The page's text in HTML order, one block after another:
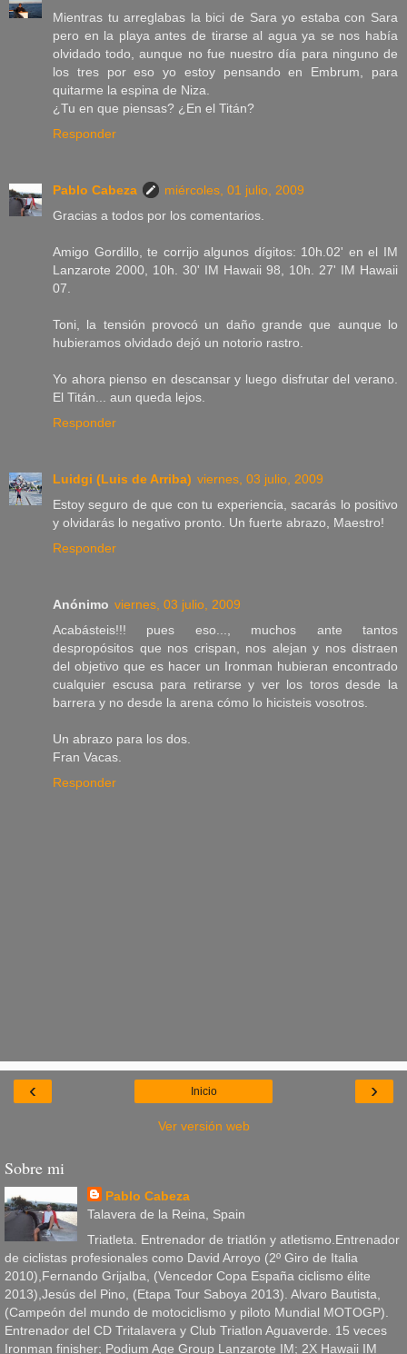
Mientras tu arreglabas la bici de Sara yo estaba con Sara
pero en la playa antes de tirarse al agua ya se nos había
olvidado todo, aunque no fue nuestro día para ninguno de
los tres por eso yo estoy pensando en Embrum, para
quitarme la espina de Niza.
¿Tu en que piensas? ¿En el Titán?
Responder
Pablo Cabeza
miércoles, 01 julio, 2009
Gracias a todos por los comentarios.
Amigo Gordillo, te corrijo algunos dígitos: 10h.02' en el IM
Lanzarote 2000, 10h. 30' IM Hawaii 98, 10h. 27' IM Hawaii
07.
Toni, la tensión provocó un daño grande que aunque lo
hubieramos olvidado dejó un notorio rastro.
Yo ahora pienso en descansar y luego disfrutar del verano.
El Titán... aun queda lejos.
Responder
Luidgi (Luis de Arriba) viernes, 03 julio, 2009
Estoy seguro de que con tu experiencia, sacarás lo positivo
y olvidarás lo negativo pronto. Un fuerte abrazo, Maestro!
Responder
Anónimo viernes, 03 julio, 2009
Acabásteis!!! pues eso..., muchos ante tantos
despropósitos que nos crispan, nos alejan y nos distraen
del objetivo que es hacer un Ironman hubieran encontrado
cualquier escusa para retirarse y ver los toros desde la
barrera y no desde la arena cómo lo hicisteis vosotros.
Un abrazo para los dos.
Fran Vacas.
Responder
‹ ›
Inicio
Ver versión web
Sobre mi
Pablo Cabeza
Talavera de la Reina, Spain
Triatleta. Entrenador de triatlón y atletismo.Entrenador
de ciclistas profesionales como David Arroyo (2º Giro de Italia
2010),Fernando Grijalba, (Vencedor Copa España ciclismo élite
2013),Jesús del Pino, (Etapa Tour Saboya 2013). Alvaro Bautista,
(Campeón del mundo de motociclismo y piloto Mundial MOTOGP).
Entrenador del CD Tritalavera y Club Triatlon Aguaverde. 15 veces
Ironman finisher; Podium Age Group Lanzarote IM; 2X Hawaii IM